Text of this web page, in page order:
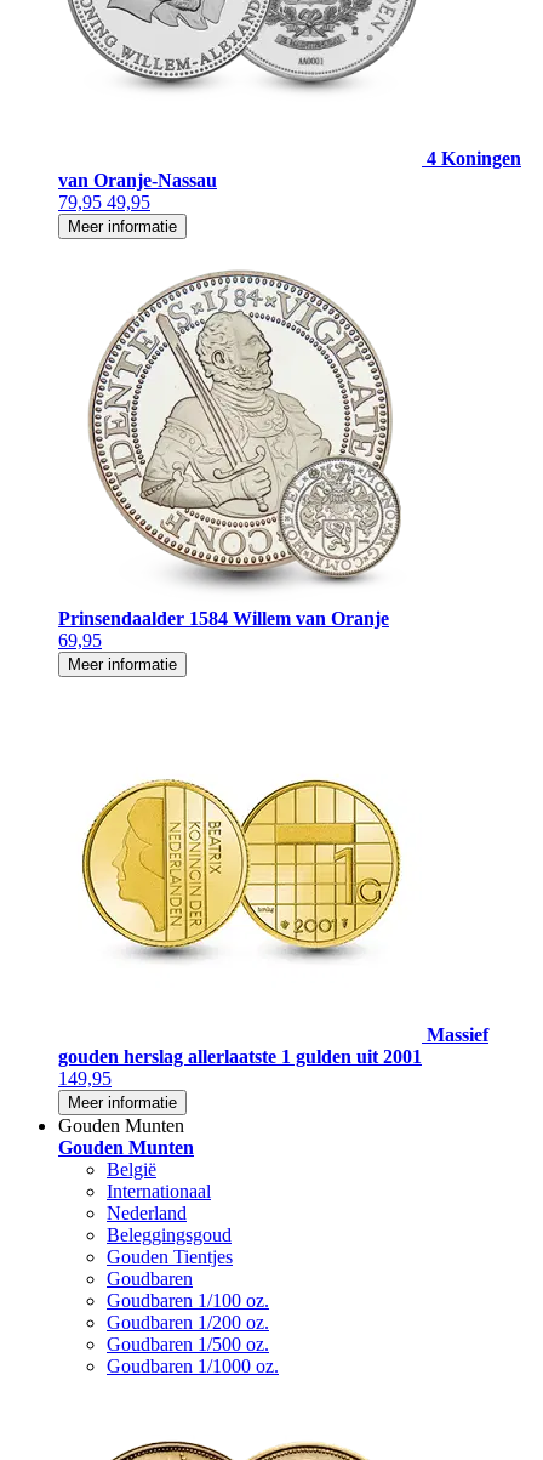
4 Koningen
van Oranje-Nassau
79,95 49,95
Meer informatie
Prinsendaalder 1584 Willem van Oranje
69,95
Meer informatie
Massief
gouden herslag allerlaatste 1 gulden uit 2001
149,95
Meer informatie
Gouden Munten
Gouden Munten
België
Internationaal
Nederland
Beleggingsgoud
Gouden Tientjes
Goudbaren
Goudbaren 1/100 oz.
Goudbaren 1/200 oz.
Goudbaren 1/500 oz.
Goudbaren 1/1000 oz.